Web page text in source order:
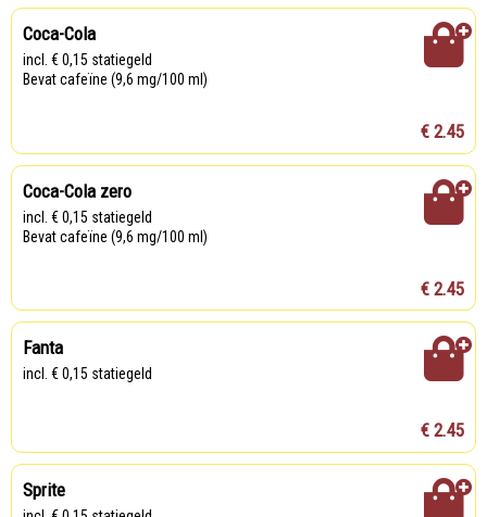
Coca-Cola
incl. € 0,15 statiegeld
Bevat cafeïne (9,6 mg/100 ml)
€ 2.45
Coca-Cola zero
incl. € 0,15 statiegeld
Bevat cafeïne (9,6 mg/100 ml)
€ 2.45
Fanta
incl. € 0,15 statiegeld
€ 2.45
Sprite